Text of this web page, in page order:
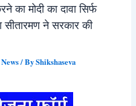
मोदी का दावा सिर्फ
सीतारमण ने सरकार की
/ ByShikshaseva